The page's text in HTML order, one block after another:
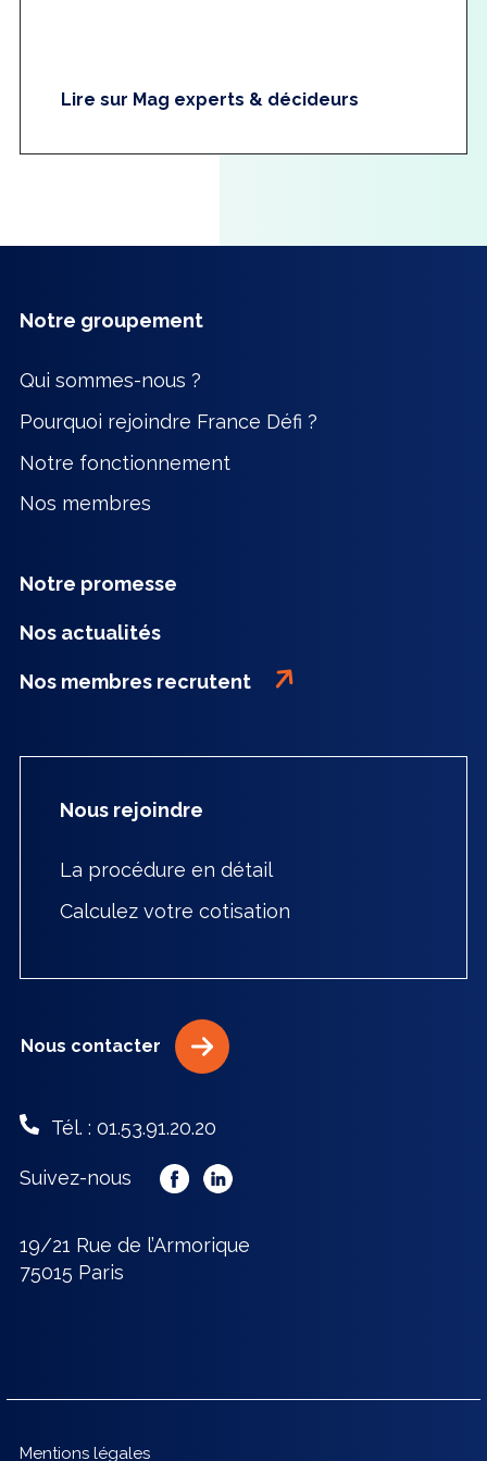
Lire sur Mag experts & décideurs
Notre groupement
Qui sommes-nous ?
Pourquoi rejoindre France Défi ?
Notre fonctionnement
Nos membres
Notre promesse
Nos actualités
Nos membres recrutent
Nous rejoindre
La procédure en détail
Calculez votre cotisation
Nous contacter
Tél. : 01.53.91.20.20
Suivez-nous
19/21 Rue de l’Armorique
75015 Paris
Mentions légales